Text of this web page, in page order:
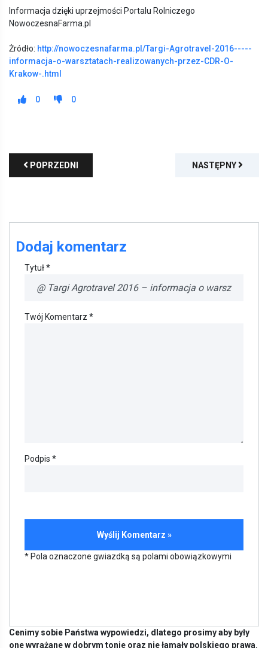
Informacja dzięki uprzejmości Portalu Rolniczego
NowoczesnaFarma.pl
Żródło: http://nowoczesnafarma.pl/Targi-Agrotravel-2016-----
informacja-o-warsztatach-realizowanych-przez-CDR-O-
Krakow-.html
0 0
POPRZEDNI NASTĘPNY
Dodaj komentarz
Tytuł *
Twój Komentarz *
Podpis *
* Pola oznaczone gwiazdką są polami obowiązkowymi
Cenimy sobie Państwa wypowiedzi, dlatego prosimy aby były
one wyrażane w dobrym tonie oraz nie łamały polskiego prawa.